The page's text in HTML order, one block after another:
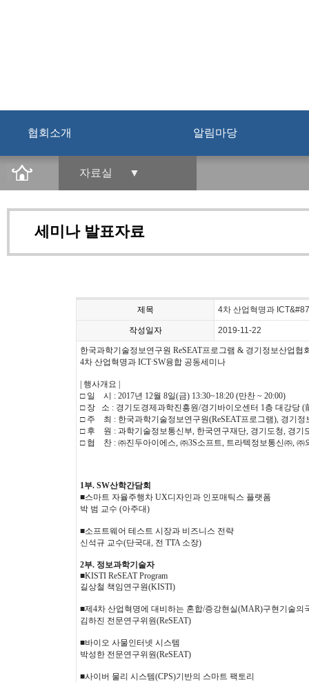
협회소개 알림마당
자료실 ▼
세미나 발표자료
제목 4차 산업혁명과
작성일자 2019-11-22
한국과학기술정보연구원 ReSEAT프로그램 & 경기정보산업협
4차 산업혁명과 ICT∙SW융합 공동세미나
| 행사개요 |
□ 일 시 : 2017년 12월 8일(금) 13:30~18:20 (만찬 ~ 20:00)
□ 장 소 : 경기도경제과학진흥원/경기바이오센터 1층 대강당 (
□ 주 최 : 한국과학기술정보연구원(ReSEAT프로그램), 경기
□ 후 원 : 과학기술정보통신부, 한국연구재단, 경기도청, 경기
□ 협 찬 : ㈜진두아이에스, ㈜3S소프트, 트라텍정보통신㈜, ㈜
1부. SW산학간담회
■스마트 자율주행차 UX디자인과 인포매틱스 플랫폼
박 범 교수 (아주대)
■소프트웨어 테스트 시장과 비즈니스 전략
신석규 교수(단국대, 전 TTA 소장)
2부. 정보과학기술자
■KISTI ReSEAT Program
길상철 책임연구원(KISTI)
■제4차 산업혁명에 대비하는 혼합/증강현실(MAR)구현기술의
김하진 전문연구위원(ReSEAT)
■바이오 사물인터넷 시스템
박성한 전문연구위원(ReSEAT)
■사이버 물리 시스템(CPS)기반의 스마트 팩토리